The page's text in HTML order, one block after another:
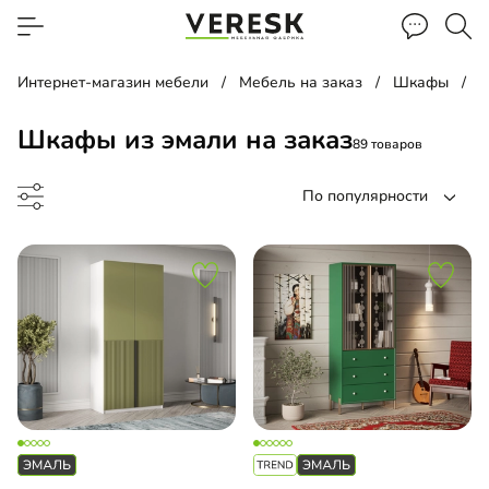
Интернет-магазин мебели Мебель на заказ Шкафы
Шкафы из эмали на заказ89 товаров
По популярности
гармошка
шкаф